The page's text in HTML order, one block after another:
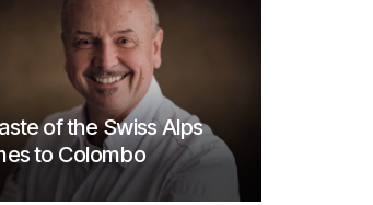
of the Swiss Alps
to Colombo